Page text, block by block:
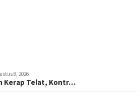
8, 2026
Kerap Telat, Kontr…